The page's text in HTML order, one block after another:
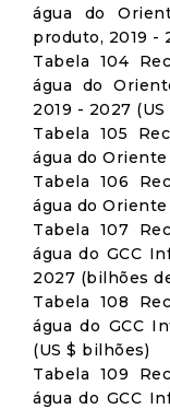
água do
produto, 2019 -
Tabela 104
água do
2019 - 2027
Tabela 105
água do
Tabela 106
água do
Tabela 107
água do GCC
2027 (bilhões
Tabela 108
água do GCC
(US $ bilhões)
Tabela 109
água do GCC